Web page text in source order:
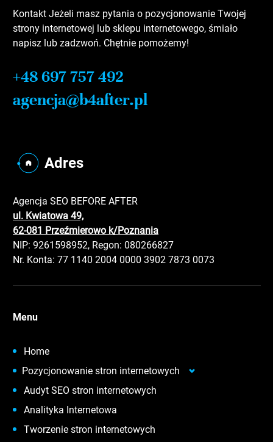
Kontakt Jeżeli masz pytania o pozycjonowanie Twojej
strony internetowej lub sklepu internetowego, śmiało
napisz lub zadzwoń. Chętnie pomożemy!
+48 697 757 492
agencja@b4after.pl
Adres
Agencja SEO BEFORE AFTER
ul. Kwiatowa 49,
62-081 Przeźmierowo k/Poznania
NIP: 9261598952, Regon: 080266827
Nr. Konta: 77 1140 2004 0000 3902 7873 0073
Menu
Home
Pozycjonowanie stron internetowych
Audyt SEO stron internetowych
Analityka Internetowa
Tworzenie stron internetowych